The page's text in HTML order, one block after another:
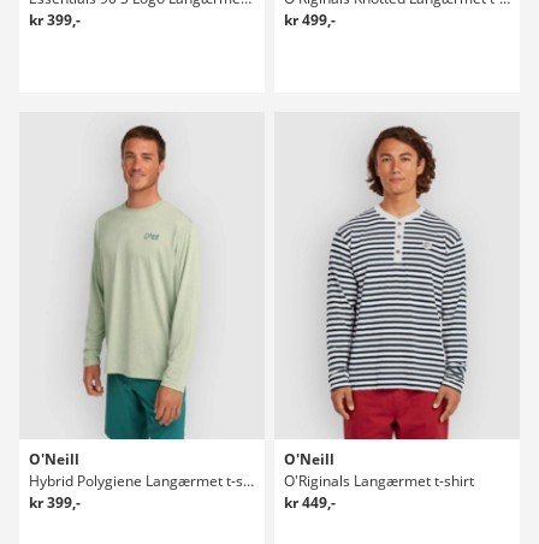
kr 399,-
kr 499,-
O'Neill
Hybrid Polygiene Langærmet t-shirt
kr 399,-
O'Neill
O'Riginals Langærmet t-shirt
kr 449,-